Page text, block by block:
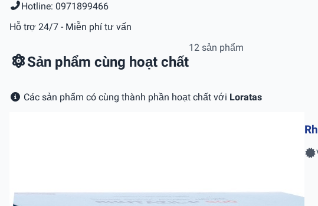
Hotline: 0971899466
Hỗ trợ 24/7 - Miễn phí tư vấn
Sản phẩm cùng hoạt chất
12 sản phẩm
Các sản phẩm có cùng thành phần hoạt chất với Loratas